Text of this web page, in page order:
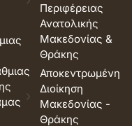
Περιφέρειας
Ανατολικής
Μακεδονίας &
Θράκης
Αποκεντρωμένη
Διοίκηση
Μακεδονίας -
Θράκης